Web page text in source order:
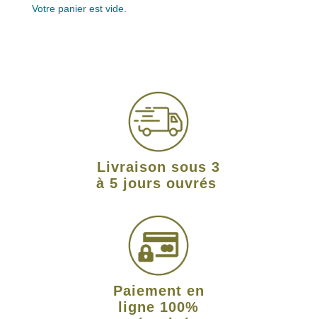
Votre panier est vide.
Livraison sous 3
à 5 jours ouvrés
Paiement en
ligne 100%